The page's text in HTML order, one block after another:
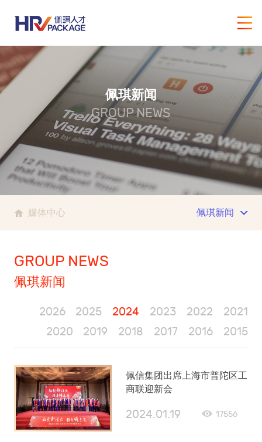
佩琪新闻
GROUP NEWS
媒体中心 佩琪新闻
GROUP NEWS
佩琪新闻
2026 2025 2024 2023 2022
2021
2020
2019 2018 2017 2016 2015
佩信集团出席上海市普陀区工
商联迎新会
2024.01.19 17556